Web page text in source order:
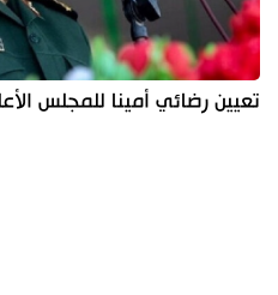
تعيين رضائي أمينا للمجلس